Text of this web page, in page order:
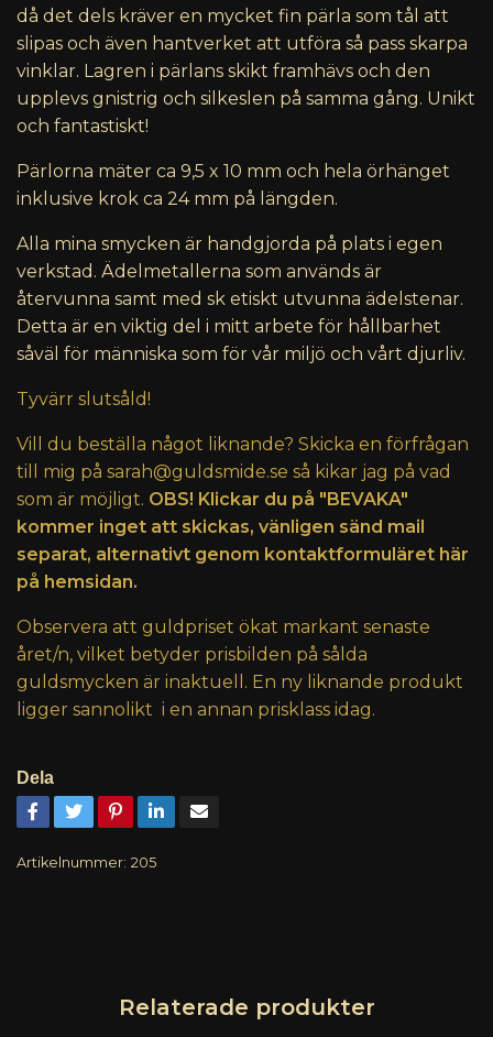
då det dels kräver en mycket fin pärla som tål att
slipas och även hantverket att utföra så pass skarpa
vinklar. Lagren i pärlans skikt framhävs och den
upplevs gnistrig och silkeslen på samma gång. Unikt
och fantastiskt!
Pärlorna mäter ca 9,5 x 10 mm och hela örhänget
inklusive krok ca 24 mm på längden.
Alla mina smycken är handgjorda på plats i egen
verkstad. Ädelmetallerna som används är
återvunna samt med sk etiskt utvunna ädelstenar.
Detta är en viktig del i mitt arbete för hållbarhet
såväl för människa som för vår miljö och vårt djurliv.
Tyvärr slutsåld!
Vill du beställa något liknande? Skicka en förfrågan
till mig på sarah@guldsmide.se så kikar jag på vad
som är möjligt. OBS! Klickar du på "BEVAKA"
kommer inget att skickas, vänligen sänd mail
separat, alternativt genom kontaktformuläret här
på hemsidan.
Observera att guldpriset ökat markant senaste
året/n, vilket betyder prisbilden på sålda
guldsmycken är inaktuell. En ny liknande produkt
ligger sannolikt i en annan prisklass idag.
Dela
Artikelnummer: 205